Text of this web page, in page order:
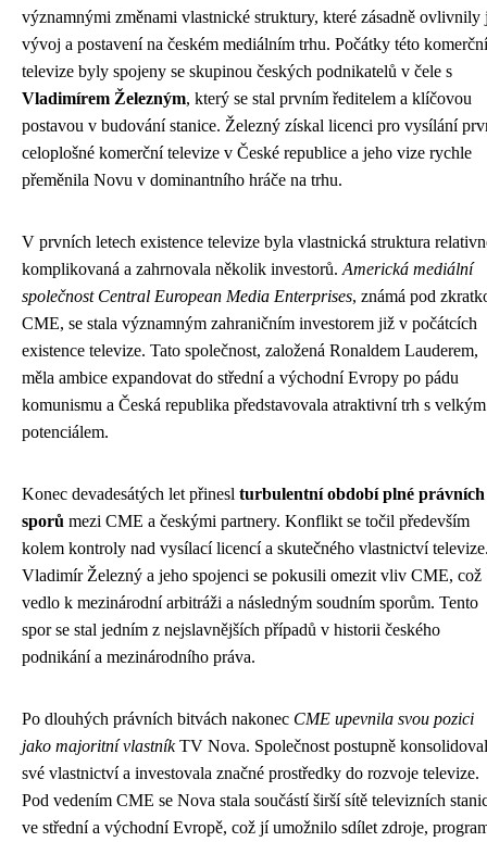
významnými změnami vlastnické struktury, které zásadně ovlivnily
vývoj a postavení na českém mediálním trhu. Počátky této komerční
televize byly spojeny se skupinou českých podnikatelů v čele s
Vladimírem Železným, který se stal prvním ředitelem a klíčovou
postavou v budování stanice. Železný získal licenci pro vysílání
celoplošné komerční televize v České republice a jeho vize rychle
přeměnila Novu v dominantního hráče na trhu.
V prvních letech existence televize byla vlastnická struktura
komplikovaná a zahrnovala několik investorů. Americká mediální
společnost Central European Media Enterprises, známá pod
CME, se stala významným zahraničním investorem již v počátcích
existence televize. Tato společnost, založená Ronaldem Lauderem,
měla ambice expandovat do střední a východní Evropy po pádu
komunismu a Česká republika představovala atraktivní trh s velkým
potenciálem.
Konec devadesátých let přinesl turbulentní období plné právních
sporů mezi CME a českými partnery. Konflikt se točil především
kolem kontroly nad vysílací licencí a skutečného vlastnictví
Vladimír Železný a jeho spojenci se pokusili omezit vliv CME, což
vedlo k mezinárodní arbitráži a následným soudním sporům. Tento
spor se stal jedním z nejslavnějších případů v historii českého
podnikání a mezinárodního práva.
Po dlouhých právních bitvách nakonec CME upevnila svou pozici
jako majoritní vlastníkTV Nova. Společnost postupně
své vlastnictví a investovala značné prostředky do rozvoje televize.
Pod vedením CME se Nova stala součástí širší sítě televizních
ve střední a východní Evropě, což jí umožnilo sdílet zdroje,